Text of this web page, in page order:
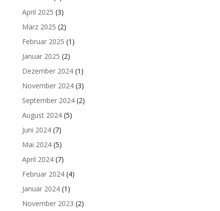
April 2025 (3)
März 2025 (2)
Februar 2025 (1)
Januar 2025 (2)
Dezember 2024(1)
November 2024(3)
September 2024(2)
August 2024(5)
Juni 2024(7)
Mai 2024(5)
April 2024(7)
Februar 2024(4)
Januar 2024(1)
November 2023 (2)